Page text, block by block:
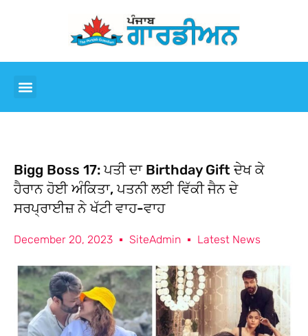
Bigg Boss 17: ਪਤੀ ਦਾ Birthday Gift ਦੇਖ ਕੇ
ਹੈਰਾਨ ਹੋਈ ਅੰਕਿਤਾ, ਪਤਨੀ ਲਈ ਵਿੱਕੀ ਜੈਨ ਦੇ
ਸਰਪ੍ਰਾਈਜ਼ ਨੇ ਖੱਟੀ ਵਾਹ-ਵਾਹ
December 20, 2023 SiteAdmin Latest News